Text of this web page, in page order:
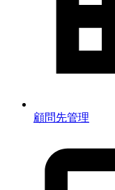
顧問先管理